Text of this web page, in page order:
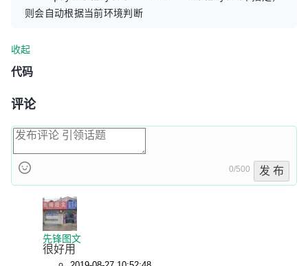
则会自动根据当前环境判断
收起
代码
评论
0/500 发 布
先锋图文
很好用